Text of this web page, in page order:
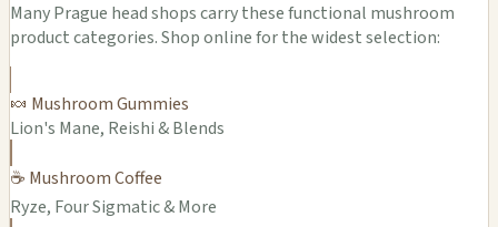
Many Prague head shops carry these functional mushroom
product categories. Shop online for the widest selection:
🍬 Mushroom Gummies
Lion's Mane, Reishi & Blends
☕ Mushroom Coffee
Ryze, Four Sigmatic & More